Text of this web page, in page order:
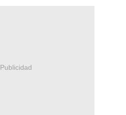
Publicidad